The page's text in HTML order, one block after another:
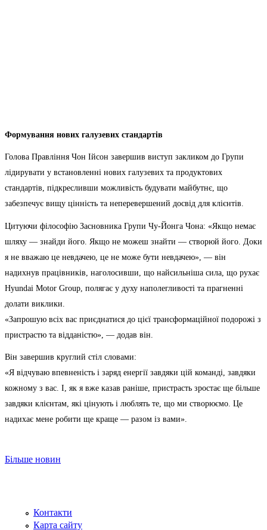
Формування нових галузевих стандартів
Голова Правління Чон Ійсон завершив виступ закликом до Групи
лідирувати у встановленні нових галузевих та продуктових
стандартів, підкресливши можливість будувати майбутнє, що
забезпечує вищу цінність та неперевершений досвід для клієнтів.
Цитуючи філософію Засновника Групи Чу-Йонга Чона: «Якщо немає
шляху — знайди його. Якщо не можеш знайти — створюй його. Доки
я не вважаю це невдачею, це не може бути невдачею», — він
надихнув працівників, наголосивши, що найсильніша сила, що рухає
Hyundai Motor Group, полягає у духу наполегливості та прагненні
долати виклики.
«Запрошую всіх вас приєднатися до цієї трансформаційної подорожі з
пристрастю та відданістю», — додав він.
Він завершив круглий стіл словами:
«Я відчуваю впевненість і заряд енергії завдяки цій команді, завдяки
кожному з вас. І, як я вже казав раніше, пристрасть зростає ще більше
завдяки клієнтам, які цінують і люблять те, що ми створюємо. Це
надихає мене робити ще краще — разом із вами».
Більше новин
Контакти
Карта сайту